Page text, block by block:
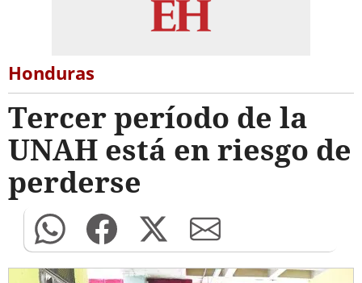
Honduras
Tercer período de la
UNAH está en riesgo de
perderse